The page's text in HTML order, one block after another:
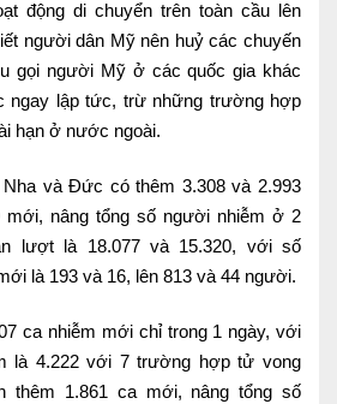
biệt
từ xa
sóc y tế 24/7
– MEDI-OFFICE
– MEDI-HOME
tại nhà
động di chuyển trên toàn cầu lên
người dân Mỹ nên huỷ các chuyến
gọi người Mỹ ở các quốc gia khác
ngay lập tức, trừ những trường hợp
hạn ở nước ngoài.
Nha và Đức có thêm 3.308 và 2.993
mới, nâng tổng số người nhiễm ở 2
lượt là 18.077 và 15.320, với số
là 193 và 16, lên 813 và 44 người.
ca nhiễm mới chỉ trong 1 ngày, với
là 4.222 với 7 trường hợp tử vong
thêm 1.861 ca mới, nâng tổng số